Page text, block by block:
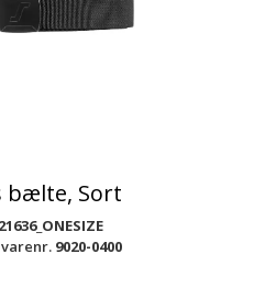
bælte, Sort
9020-0400